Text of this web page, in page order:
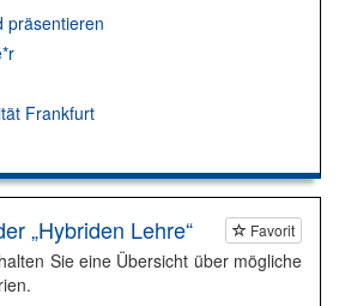
präsentieren
Frankfurt
Favorit
„Hybriden Lehre“
Sie eine Übersicht über mögliche